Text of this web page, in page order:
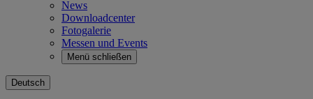
News
Downloadcenter
Fotogalerie
Messen und Events
Menü schließen
Deutsch